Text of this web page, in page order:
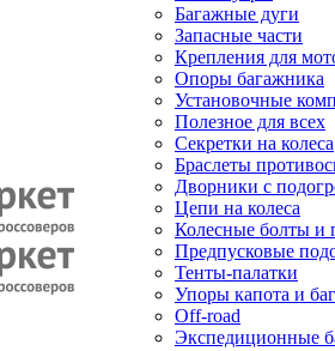
Багажные дуги
Запасные части
Крепления для
Опоры багажника
Установочные
Полезное для всех
Секретки на колеса
Браслеты
Дворники с
Цепи на колеса
Колесные болты и
Предпусковые
Тенты-палатки
Упоры капота и
Off-road
Экспедиционные